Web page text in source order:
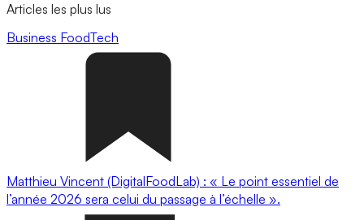
Articles les plus lus
Business FoodTech
Matthieu Vincent (DigitalFoodLab) : « Le point essentiel de
l’année 2026 sera celui du passage à l’échelle ».